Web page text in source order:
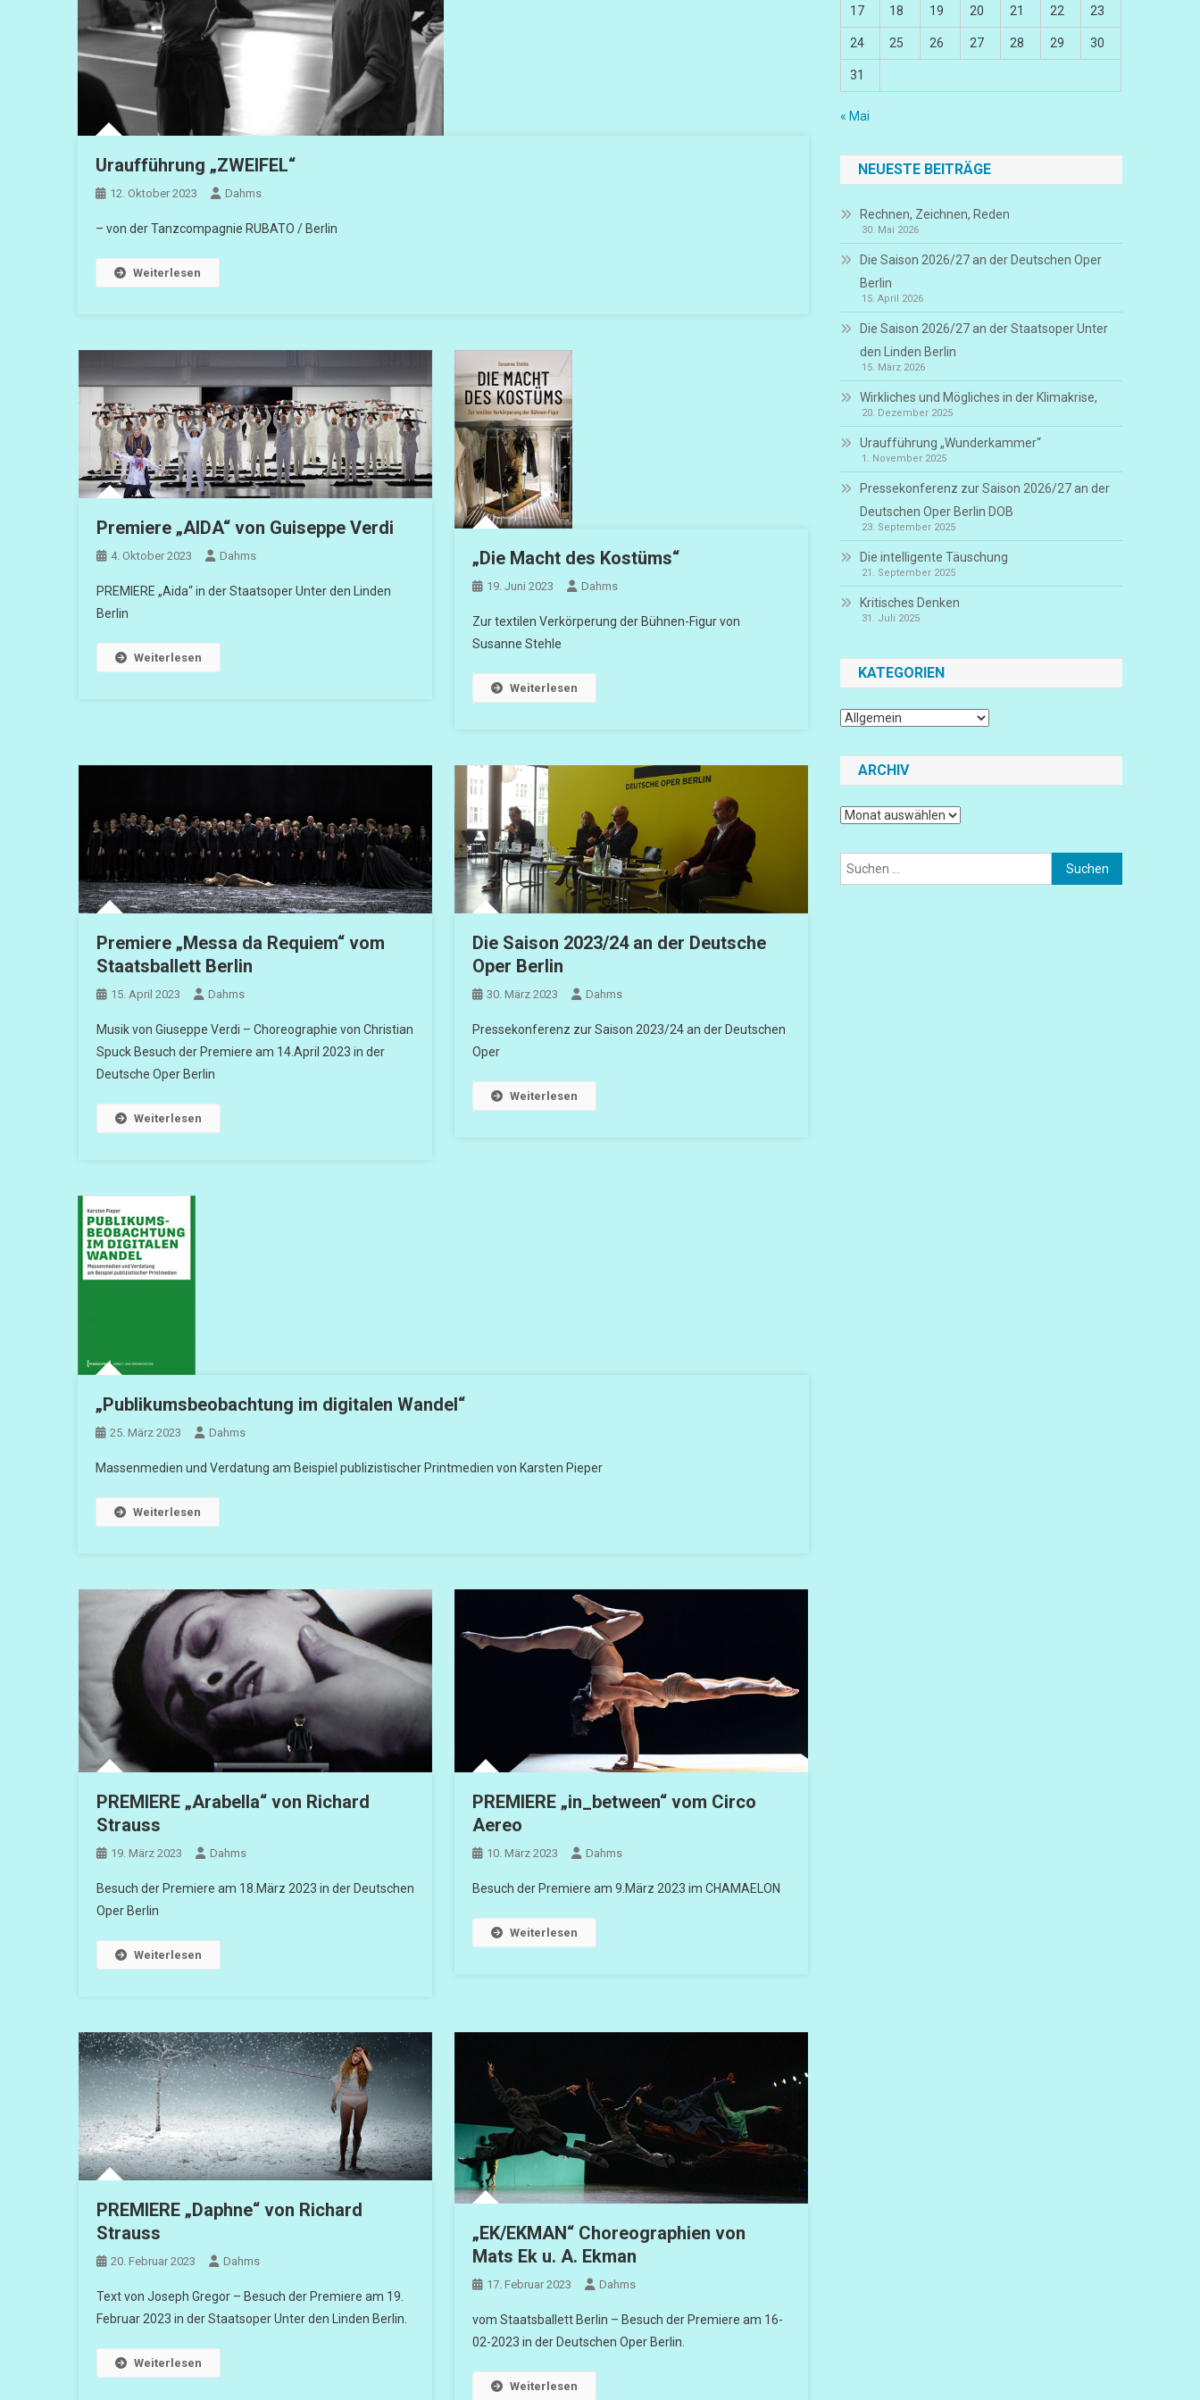
Uraufführung „ZWEIFEL“
12. Oktober 2023 Dahms
– von der Tanzcompagnie RUBATO / Berlin
Weiterlesen
Premiere „AIDA“ von Guiseppe Verdi
4. Oktober 2023 Dahms
PREMIERE „Aida“ in der Staatsoper Unter den Linden
Berlin
Weiterlesen
„Die Macht des Kostüms“
19. Juni 2023 Dahms
Zur textilen Verkörperung der Bühnen-Figur von
Susanne Stehle
Weiterlesen
Premiere „Messa da Requiem“ vom
Staatsballett Berlin
15. April 2023 Dahms
Musik von Giuseppe Verdi – Choreographie von Christian
Spuck Besuch der Premiere am 14.April 2023 in der
Deutsche Oper Berlin
Weiterlesen
Die Saison 2023/24 an der Deutsche
Oper Berlin
30. März 2023 Dahms
Pressekonferenz zur Saison 2023/24 an der Deutschen
Oper
Weiterlesen
„Publikumsbeobachtung im digitalen Wandel“
25. März 2023 Dahms
Massenmedien und Verdatung am Beispiel publizistischer Printmedien von Karsten Pieper
Weiterlesen
PREMIERE „Arabella“ von Richard
Strauss
19. März 2023 Dahms
Besuch der Premiere am 18.März 2023 in der Deutschen
Oper Berlin
Weiterlesen
PREMIERE „in_between“ vom Circo
Aereo
10. März 2023 Dahms
Besuch der Premiere am 9.März 2023 im CHAMAELON
Weiterlesen
PREMIERE „Daphne“ von Richard
Strauss
20. Februar 2023 Dahms
Text von Joseph Gregor – Besuch der Premiere am 19.
Februar 2023 in der Staatsoper Unter den Linden Berlin.
Weiterlesen
„EK/EKMAN“ Choreographien von
Mats Ek u. A. Ekman
17. Februar 2023 Dahms
vom Staatsballett Berlin – Besuch der Premiere am 16-
02-2023 in der Deutschen Oper Berlin.
Weiterlesen
17 18 19 20 21 22 23
24 25 26 27 28 29 30
31
« Mai
NEUESTE BEITRÄGE
Rechnen, Zeichnen, Reden
30. Mai 2026
Die Saison 2026/27 an der Deutschen Oper
Berlin
15. April 2026
Die Saison 2026/27 an der Staatsoper Unter
den Linden Berlin
15. März 2026
Wirkliches und Mögliches in der Klimakrise,
20. Dezember 2025
Uraufführung „Wunderkammer“
1. November 2025
Pressekonferenz zur Saison 2026/27 an der
Deutschen Oper Berlin DOB
23. September 2025
Die intelligente Täuschung
21. September 2025
Kritisches Denken
31. Juli 2025
KATEGORIEN
Kategorien
ARCHIV
Archiv
Suchen
nach: